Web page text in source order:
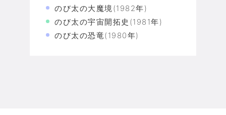
のび太の大魔境(1982年)
のび太の宇宙開拓史(1981年)
のび太の恐竜(1980年)